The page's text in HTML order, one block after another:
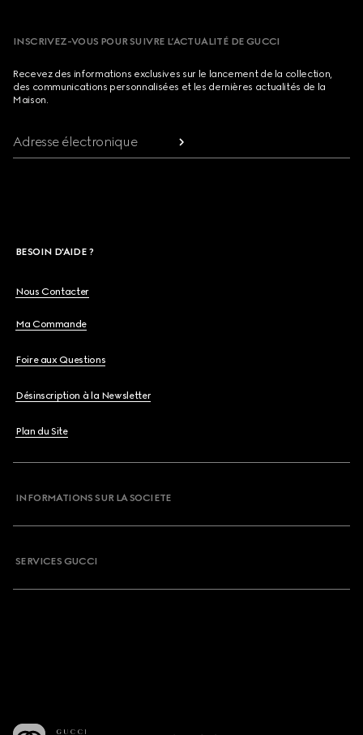
INSCRIVEZ-VOUS POUR SUIVRE L’ACTUALITÉ DE GUCCI
Recevez des informations exclusives sur le lancement de la collection,
des communications personnalisées et les dernières actualités de la
Maison.
Adresse électronique
BESOIN D'AIDE ?
Nous Contacter
Ma Commande
Foire aux Questions
Désinscription à la Newsletter
Plan du Site
INFORMATIONS SUR LA SOCIETE
SERVICES GUCCI